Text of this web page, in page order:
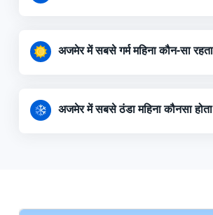
अजमेर में सबसे गर्म महिना कौन-सा
अजमेर में सबसे ठंडा महिना कौनसा